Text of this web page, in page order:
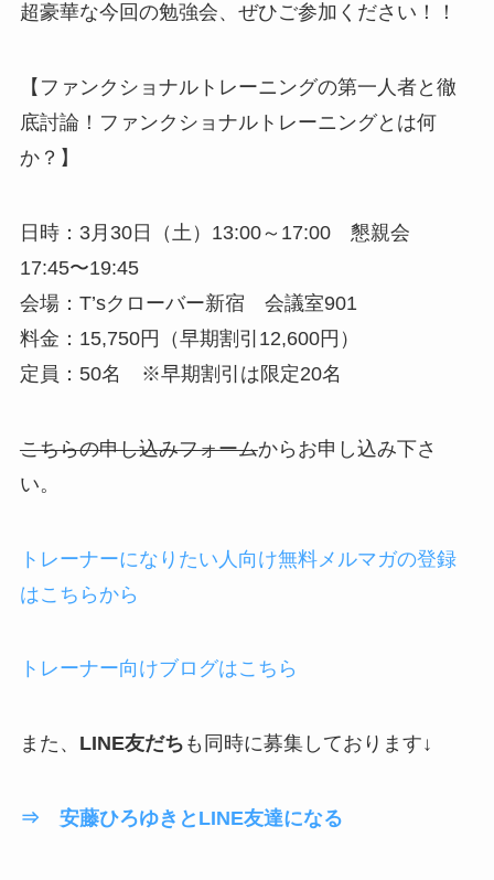
超豪華な今回の勉強会、ぜひご参加ください！！
【ファンクショナルトレーニングの第一人者と徹
底討論！ファンクショナルトレーニングとは何
か？】
日時：3月30日（土）13:00～17:00 懇親会
17:45〜19:45
会場：T’sクローバー新宿 会議室901
料金：15,750円（早期割引12,600円）
定員：50名 ※早期割引は限定20名
こちらの申し込みフォームからお申し込み下さ
い。
トレーナーになりたい人向け無料メルマガの登録
はこちらから
トレーナー向けブログはこちら
また、 LINE友だち も同時に募集しております↓
⇒ 安藤ひろゆきとLINE友達になる